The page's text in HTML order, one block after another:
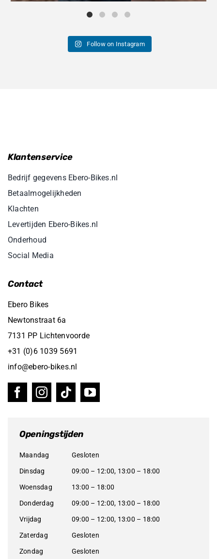
Follow on Instagram
Klantenservice
Bedrijf gegevens Ebero-Bikes.nl
Betaalmogelijkheden
Klachten
Levertijden Ebero-Bikes.nl
Onderhoud
Social Media
Contact
Ebero Bikes
Newtonstraat 6a
7131 PP Lichtenvoorde
+31 (0)6 1039 5691
info@ebero-bikes.nl
Openingstijden
Maandag Gesloten
Dinsdag 09:00 – 12:00, 13:00 – 18:00
Woensdag 13:00 – 18:00
Donderdag 09:00 – 12:00, 13:00 – 18:00
Vrijdag 09:00 – 12:00, 13:00 – 18:00
Zaterdag Gesloten
Zondag Gesloten